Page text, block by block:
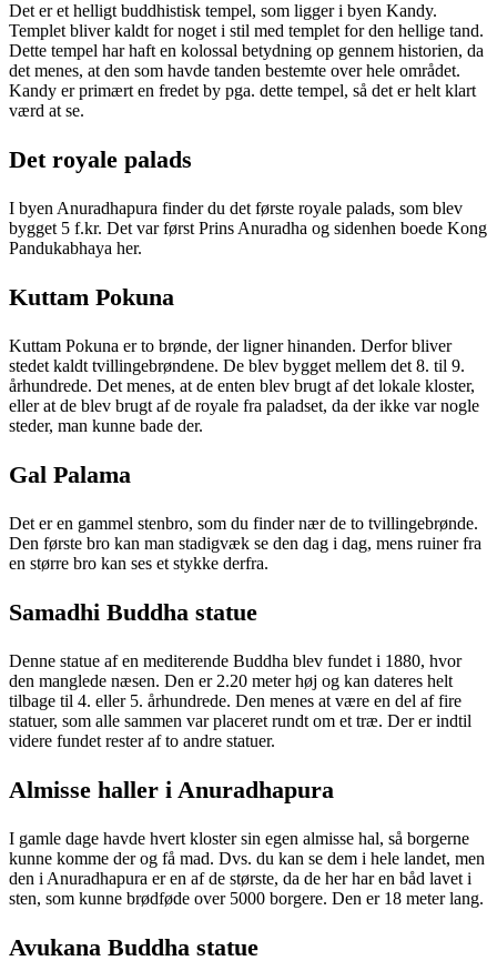
Det er et helligt buddhistisk tempel, som ligger i byen Kandy.
Templet bliver kaldt for noget i stil med templet for den hellige tand.
Dette tempel har haft en kolossal betydning op gennem historien, da
det menes, at den som havde tanden bestemte over hele området.
Kandy er primært en fredet by pga. dette tempel, så det er helt klart
værd at se.
Det royale palads
I byen Anuradhapura finder du det første royale palads, som blev
bygget 5 f.kr. Det var først Prins Anuradha og sidenhen boede Kong
Pandukabhaya her.
Kuttam Pokuna
Kuttam Pokuna er to brønde, der ligner hinanden. Derfor bliver
stedet kaldt tvillingebrøndene. De blev bygget mellem det 8. til 9.
århundrede. Det menes, at de enten blev brugt af det lokale kloster,
eller at de blev brugt af de royale fra paladset, da der ikke var nogle
steder, man kunne bade der.
Gal Palama
Det er en gammel stenbro, som du finder nær de to tvillingebrønde.
Den første bro kan man stadigvæk se den dag i dag, mens ruiner fra
en større bro kan ses et stykke derfra.
Samadhi Buddha statue
Denne statue af en mediterende Buddha blev fundet i 1880, hvor
den manglede næsen. Den er 2.20 meter høj og kan dateres helt
tilbage til 4. eller 5. århundrede. Den menes at være en del af fire
statuer, som alle sammen var placeret rundt om et træ. Der er indtil
videre fundet rester af to andre statuer.
Almisse haller i Anuradhapura
I gamle dage havde hvert kloster sin egen almisse hal, så borgerne
kunne komme der og få mad. Dvs. du kan se dem i hele landet, men
den i Anuradhapura er en af de største, da de her har en båd lavet i
sten, som kunne brødføde over 5000 borgere. Den er 18 meter lang.
Avukana Buddha statue